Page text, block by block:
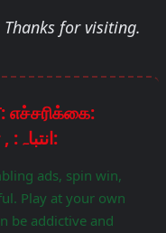
Thanks for visiting.
எச்சரிக்கை:
హెచ్చరిక: ಎಚ್ಚರಿಕೆ: সতর্কতা: انتباہ: , تحذير:
ads, spin win,
Play at your own
be addictive and